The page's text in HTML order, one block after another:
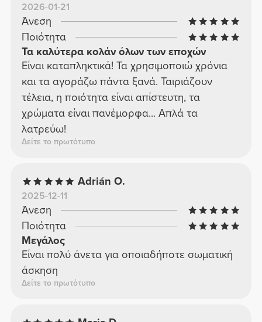
2026-01-21
Άνεση
Ποιότητα
Τα καλύτερα κολάν όλων των εποχών
Είναι καταπληκτικά! Τα χρησιμοποιώ χρόνια
και τα αγοράζω πάντα ξανά. Ταιριάζουν
τέλεια, η ποιότητα είναι απίστευτη, τα
χρώματα είναι πανέμορφα... Απλά τα
λατρεύω!
Δείτε το πρωτότυπο
Adrián O.
2025-12-11
Άνεση
Ποιότητα
Μεγάλος
Είναι πολύ άνετα για οποιαδήποτε σωματική
άσκηση
Δείτε το πρωτότυπο